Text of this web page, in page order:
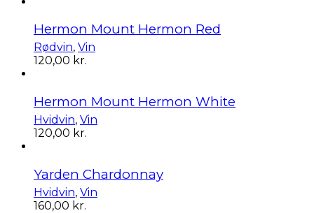
Hermon Mount Hermon Red
Rødvin, Vin
120,00 kr.
Hermon Mount Hermon White
Hvidvin, Vin
120,00 kr.
Yarden Chardonnay
Hvidvin, Vin
160,00 kr.